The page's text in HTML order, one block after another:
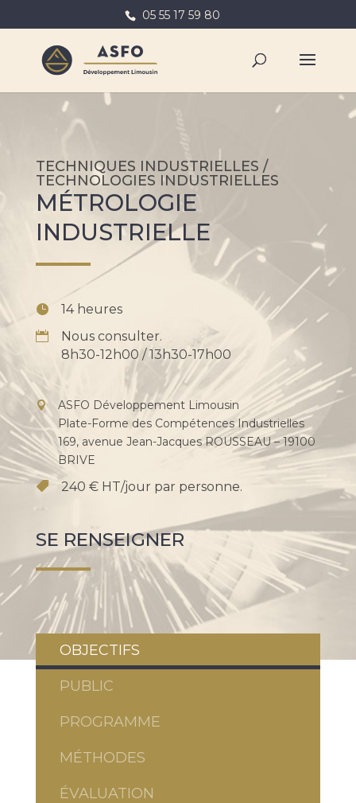
05 55 17 59 80
TECHNIQUES INDUSTRIELLES /
TECHNOLOGIES INDUSTRIELLES
MÉTROLOGIE
INDUSTRIELLE
14 heures
Nous consulter.
8h30-12h00 / 13h30-17h00
ASFO Développement Limousin
Plate-Forme des Compétences Industrielles
169, avenue Jean-Jacques ROUSSEAU – 19100
BRIVE
240 € HT/jour par personne.
SE RENSEIGNER
OBJECTIFS
PUBLIC
PROGRAMME
MÉTHODES
ÉVALUATION